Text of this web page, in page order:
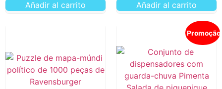
Añadir al carrito Añadir al carrito
Promoção!